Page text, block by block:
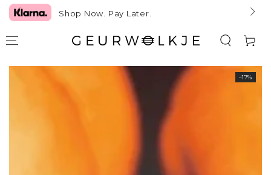
GA NAAR TEKSTShop Now. Pay Later.
–17%
PRODUCTINFORMATIE